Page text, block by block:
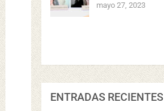
mayo 27, 2023
ENTRADAS RECIENTES